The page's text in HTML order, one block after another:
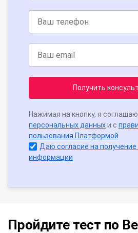
Получить
Нажимая на кнопку, я
персональных данныхи с
пользования Платформой
Даю согласие на
информации
Пройдите тест по